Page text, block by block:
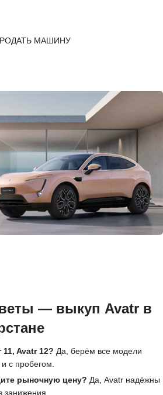
МАШИНУ
— выкуп Avatr в
Avatr 12? Да, берём все модели
с пробегом.
рыночную цену? Да, Avatr надёжны
занижения.